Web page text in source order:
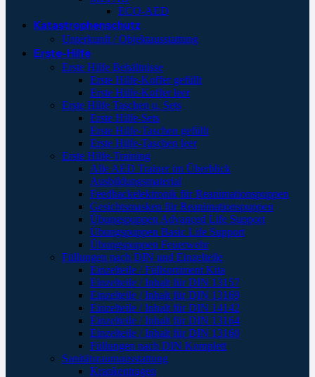
ECO-AED
Katastrophenschutz
Unterkunft / Objektausstattung
Erste-Hilfe
Erste Hilfe Behältnisse
Erste Hilfe-Koffer gefüllt
Erste Hilfe-Koffer leer
Erste Hilfe Taschen u. Sets
Erste Hilfe-Sets
Erste Hilfe-Taschen gefüllt
Erste Hilfe-Taschen leer
Erste Hilfe-Training
Alle AED Trainer im Überblick
Ausbildungsmaterial
Feedbackelektronik für Reanimationspuppen
Gesichtsmasken für Reanimationspuppen
Übungspuppen Advanced Life Support
Übungspuppen Basic Life Support
Übungspuppen Feuerwehr
Füllungen nach DIN und Einzelteile
Einzelteile / Füllsortiment Kita
Einzelteile / Inhalt für DIN 13157
Einzelteile / Inhalt für DIN 13169
Einzelteile / Inhalt für DIN 14142
Einzelteile / Inhalt für DIN 13164
Einzelteile / Inhalt für DIN 13160
Füllungen nach DIN Komplett
Sanitätsraumausstattung
Krankentragen